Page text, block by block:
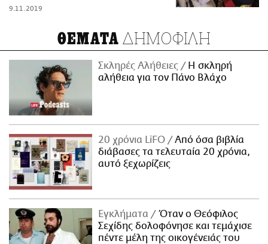
9.11.2019
ΘΕΜΑΤΑ ΔΗΜΟΦΙΛΗ
Σκληρές Αλήθειες
H σκληρή
αλήθεια για τον Πάνο Βλάχο
20 χρόνια LiFO
Από όσα βιβλία
διάβασες τα τελευταία 20 χρόνια,
αυτό ξεχωρίζεις
Εγκλήματα
Όταν ο Θεόφιλος
Σεχίδης δολοφόνησε και τεμάχισε
πέντε μέλη της οικογένειάς του